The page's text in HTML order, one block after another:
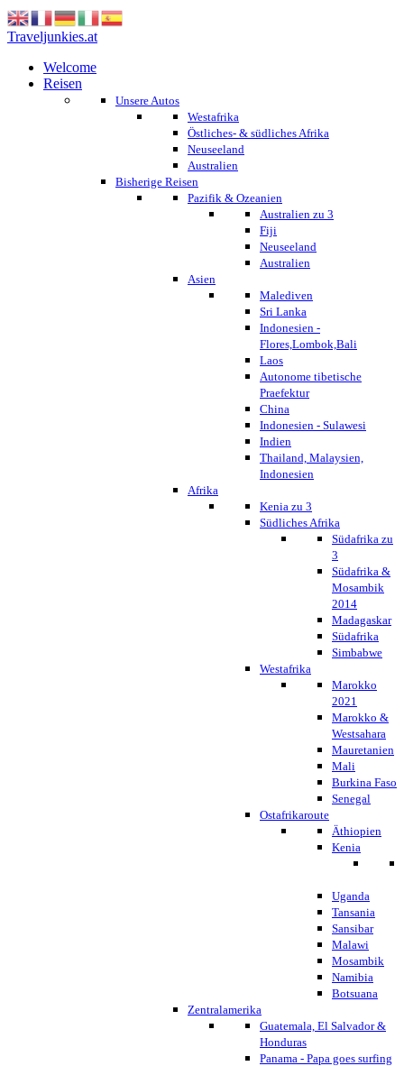
Traveljunkies.at
Welcome
Reisen
Unsere Autos
Westafrika
Östliches- & südliches Afrika
Neuseeland
Australien
Bisherige Reisen
Pazifik & Ozeanien
Australien zu 3
Fiji
Neuseeland
Australien
Asien
Malediven
Sri Lanka
Indonesien -
Flores,Lombok,Bali
Laos
Autonome tibetische
Praefektur
China
Indonesien - Sulawesi
Indien
Thailand, Malaysien,
Indonesien
Afrika
Kenia zu 3
Südliches Afrika
Südafrika zu
3
Südafrika &
Mosambik
2014
Madagaskar
Südafrika
Simbabwe
Westafrika
Marokko
2021
Marokko &
Westsahara
Mauretanien
Mali
Burkina Faso
Senegal
Ostafrikaroute
Äthiopien
Kenia
Uganda
Tansania
Sansibar
Malawi
Mosambik
Namibia
Botsuana
Zentralamerika
Guatemala, El Salvador &
Honduras
Panama - Papa goes surfing